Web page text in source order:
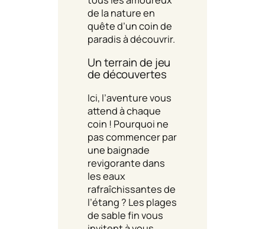
de la nature en
quête d’un coin de
paradis à découvrir.
Un terrain de jeu
de découvertes
Ici, l’aventure vous
attend à chaque
coin ! Pourquoi ne
pas commencer par
une baignade
revigorante dans
les eaux
rafraîchissantes de
l’étang ? Les plages
de sable fin vous